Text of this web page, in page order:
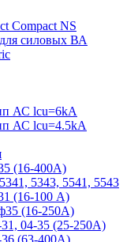
Compact NS
силовых ВА
АС lcu=6kA
АС lcu=4.5kA
(16-400А)
5343, 5541, 5543
(16-100 А)
(16-250А)
04-35 (25-250А)
(63-400А)